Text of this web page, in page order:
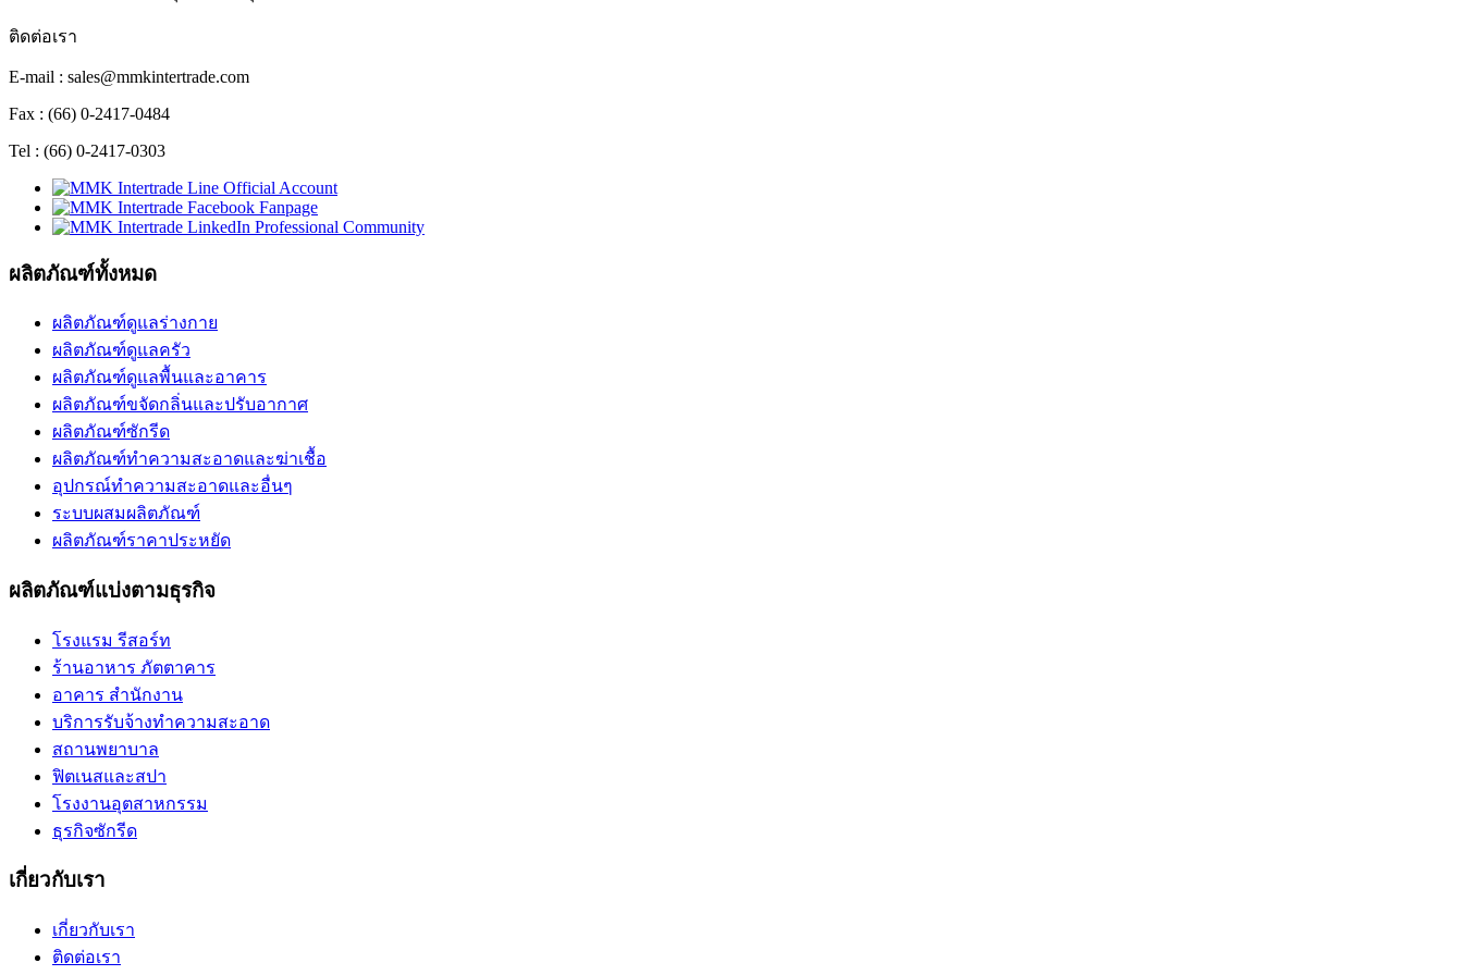
ติดต่อเรา
E-mail : sales@mmkintertrade.com
Fax : (66) 0-2417-0484
Tel : (66) 0-2417-0303
ผลิตภัณฑ์ทั้งหมด
ผลิตภัณฑ์ดูแลร่างกาย
ผลิตภัณฑ์ดูแลครัว
ผลิตภัณฑ์ดูแลพื้นและอาคาร
ผลิตภัณฑ์ขจัดกลิ่นและปรับอากาศ
ผลิตภัณฑ์ซักรีด
ผลิตภัณฑ์ทำความสะอาดและฆ่าเชื้อ
อุปกรณ์ทำความสะอาดและอื่นๆ
ระบบผสมผลิตภัณฑ์
ผลิตภัณฑ์ราคาประหยัด
ผลิตภัณฑ์แบ่งตามธุรกิจ
โรงแรม รีสอร์ท
ร้านอาหาร ภัตตาคาร
อาคาร สำนักงาน
บริการรับจ้างทำความสะอาด
สถานพยาบาล
ฟิตเนสและสปา
โรงงานอุตสาหกรรม
ธุรกิจซักรีด
เกี่ยวกับเรา
เกี่ยวกับเรา
ติดต่อเรา